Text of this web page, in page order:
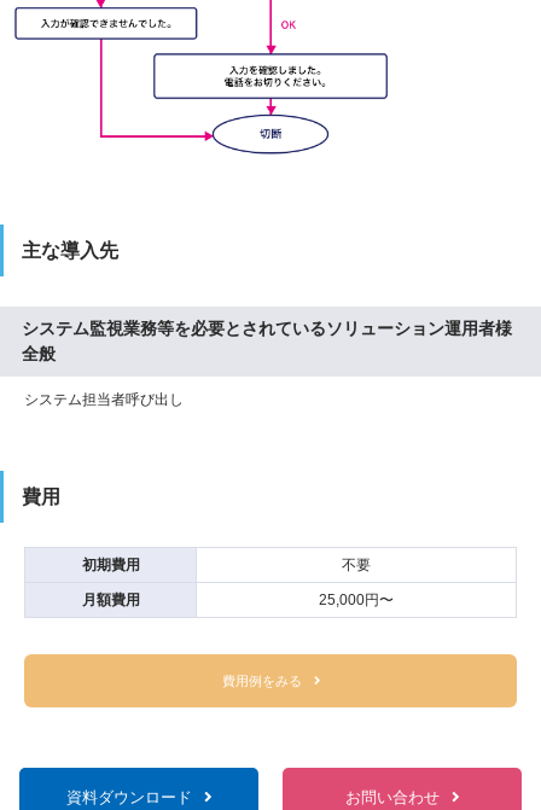
主な導入先
システム監視業務等を必要とされているソリューション運用者様
全般
システム担当者呼び出し
費用
初期費用 不要
月額費用 25,000円〜
費用例をみる
資料ダウンロード お問い合わせ